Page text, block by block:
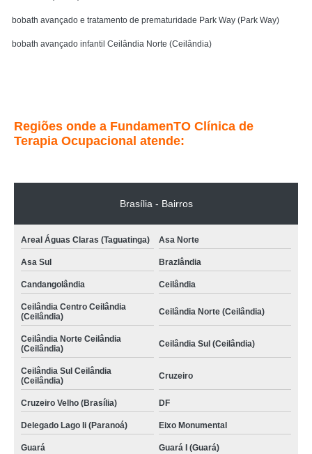
bobath avançado e tratamento de prematuridade Park Way (Park Way)
bobath avançado infantil Ceilândia Norte (Ceilândia)
Regiões onde a FundamenTO Clínica de
Terapia Ocupacional atende:
Brasília - Bairros
Areal Águas Claras (Taguatinga) Asa Norte
Asa Sul Brazlândia
Candangolândia Ceilândia
Ceilândia Centro Ceilândia
(Ceilândia)
Ceilândia Norte (Ceilândia)
Ceilândia Norte Ceilândia
(Ceilândia)
Ceilândia Sul (Ceilândia)
Ceilândia Sul Ceilândia
(Ceilândia)
Cruzeiro
Cruzeiro Velho (Brasília) DF
Delegado Lago Ii (Paranoá) Eixo Monumental
Guará Guará I (Guará)